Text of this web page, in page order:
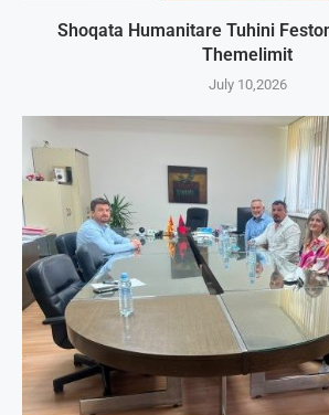
Shoqata Humanitare Tuhini
Themelimit
July 10,2026